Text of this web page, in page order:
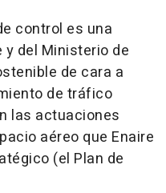
control es una
y del Ministerio de
de cara a
de tráfico
las actuaciones
aéreo que Enaire
(el Plan de